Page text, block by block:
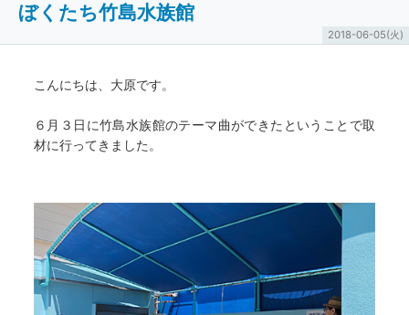
ぼくたち竹島水族館
2018-06-05(火)
こんにちは、大原です。
６月３日に竹島水族館のテーマ曲ができたということで取
材に行ってきました。